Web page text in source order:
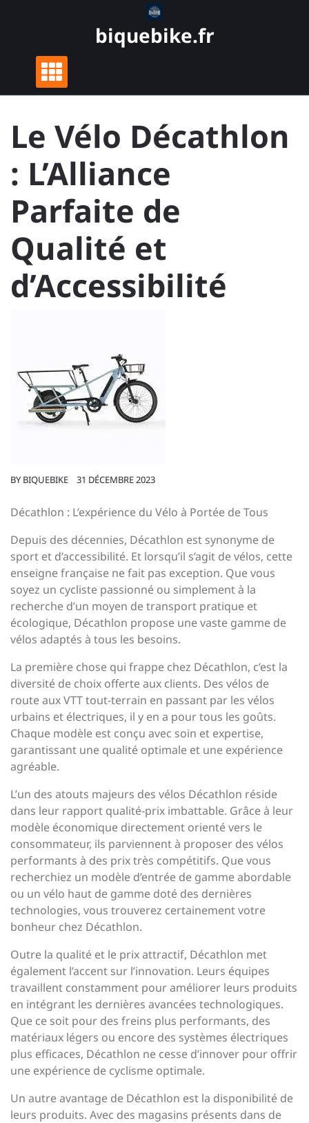
biquebike.fr
Le Vélo Décathlon
: L’Alliance
Parfaite de
Qualité et
d’Accessibilité
BY BIQUEBIKE 31 DÉCEMBRE 2023
Décathlon : L’expérience du Vélo à Portée de Tous
Depuis des décennies, Décathlon est synonyme de
sport et d’accessibilité. Et lorsqu’il s’agit de vélos, cette
enseigne française ne fait pas exception. Que vous
soyez un cycliste passionné ou simplement à la
recherche d’un moyen de transport pratique et
écologique, Décathlon propose une vaste gamme de
vélos adaptés à tous les besoins.
La première chose qui frappe chez Décathlon, c’est la
diversité de choix offerte aux clients. Des vélos de
route aux VTT tout-terrain en passant par les vélos
urbains et électriques, il y en a pour tous les goûts.
Chaque modèle est conçu avec soin et expertise,
garantissant une qualité optimale et une expérience
agréable.
L’un des atouts majeurs des vélos Décathlon réside
dans leur rapport qualité-prix imbattable. Grâce à leur
modèle économique directement orienté vers le
consommateur, ils parviennent à proposer des vélos
performants à des prix très compétitifs. Que vous
recherchiez un modèle d’entrée de gamme abordable
ou un vélo haut de gamme doté des dernières
technologies, vous trouverez certainement votre
bonheur chez Décathlon.
Outre la qualité et le prix attractif, Décathlon met
également l’accent sur l’innovation. Leurs équipes
travaillent constamment pour améliorer leurs produits
en intégrant les dernières avancées technologiques.
Que ce soit pour des freins plus performants, des
matériaux légers ou encore des systèmes électriques
plus efficaces, Décathlon ne cesse d’innover pour offrir
une expérience de cyclisme optimale.
Un autre avantage de Décathlon est la disponibilité de
leurs produits. Avec des magasins présents dans de